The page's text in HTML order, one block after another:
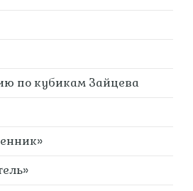
по кубикам Зайцева